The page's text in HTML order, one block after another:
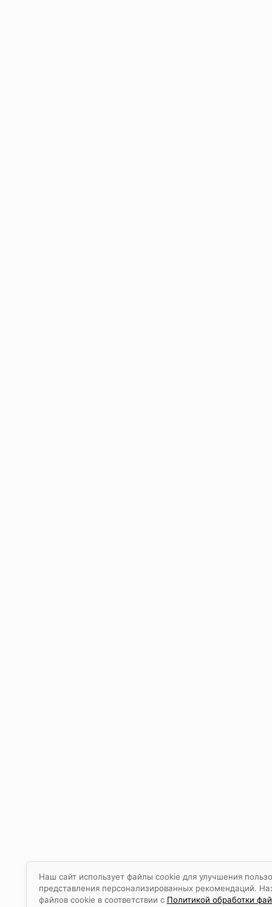
Наш сайт использует файлы cookie для улучшения
представления персонализированных рекомендаций.
файлов cookie в соответствии с Политикой обработки